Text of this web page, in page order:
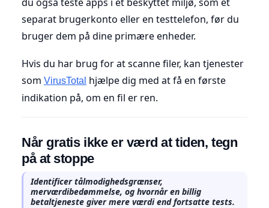
separat brugerkonto eller en testtelefon, før du
bruger dem på dine primære enheder.
Hvis du har brug for at scanne filer, kan tjenester
som VirusTotal hjælpe dig med at få en første
indikation på, om en fil er ren.
Når gratis ikke er værd at tiden, tegn
på at stoppe
Identificer tålmodighedsgrænser,
merværdibedømmelse, og hvornår en billig
betaltjeneste giver mere værdi end fortsatte tests.